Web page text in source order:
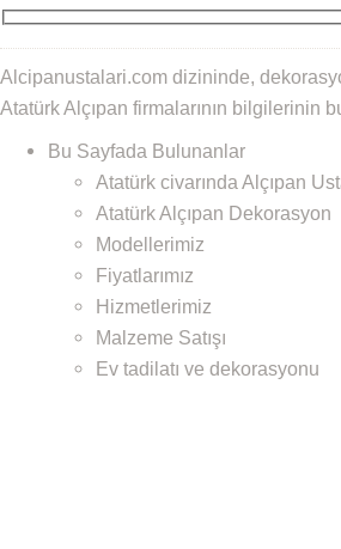
Alcipanustalari.com dizininde,
Atatürk Alçıpan firmalarının bilgilerinin
Bu Sayfada Bulunanlar
Atatürk civarında Alçıpan
Atatürk Alçıpan Dekorasyon
Modellerimiz
Fiyatlarımız
Hizmetlerimiz
Malzeme Satışı
Ev tadilatı ve dekorasyonu